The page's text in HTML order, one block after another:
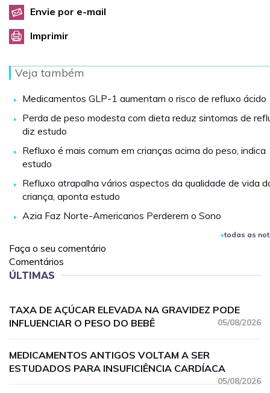
Envie por e-mail
Imprimir
Veja também
Medicamentos GLP-1 aumentam o risco de refluxo ácido
Perda de peso modesta com dieta reduz sintomas de
diz estudo
Refluxo é mais comum em crianças acima do peso, indica
estudo
Refluxo atrapalha vários aspectos da qualidade de vida
criança, aponta estudo
Azia Faz Norte-Americanos Perderem o Sono
todas as
Faça o seu comentário
Comentários
ÚLTIMAS
TAXA DE AÇÚCAR ELEVADA NA GRAVIDEZ PODE
INFLUENCIAR O PESO DO BEBÊ
05/08/2026
MEDICAMENTOS ANTIGOS VOLTAM A SER
ESTUDADOS PARA INSUFICIÊNCIA CARDÍACA
05/08/2026